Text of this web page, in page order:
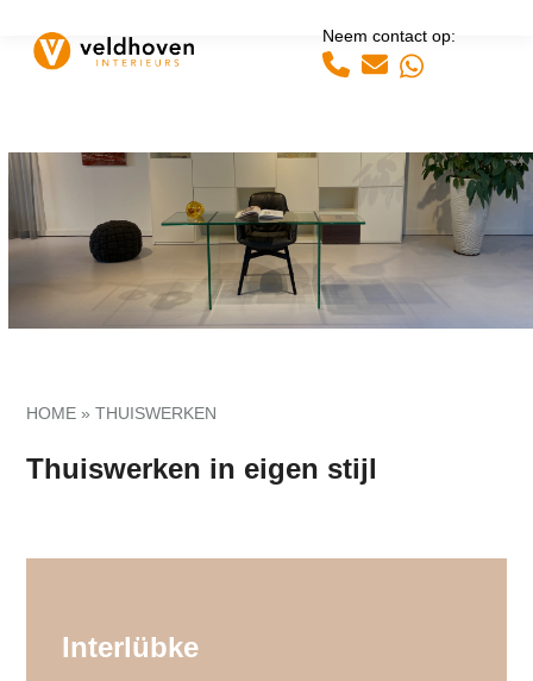
content
mobile
mobile
Neem contact op:
Whatsapp
HOME »THUISWERKEN
Thuiswerken in eigen stijl
Interlübke